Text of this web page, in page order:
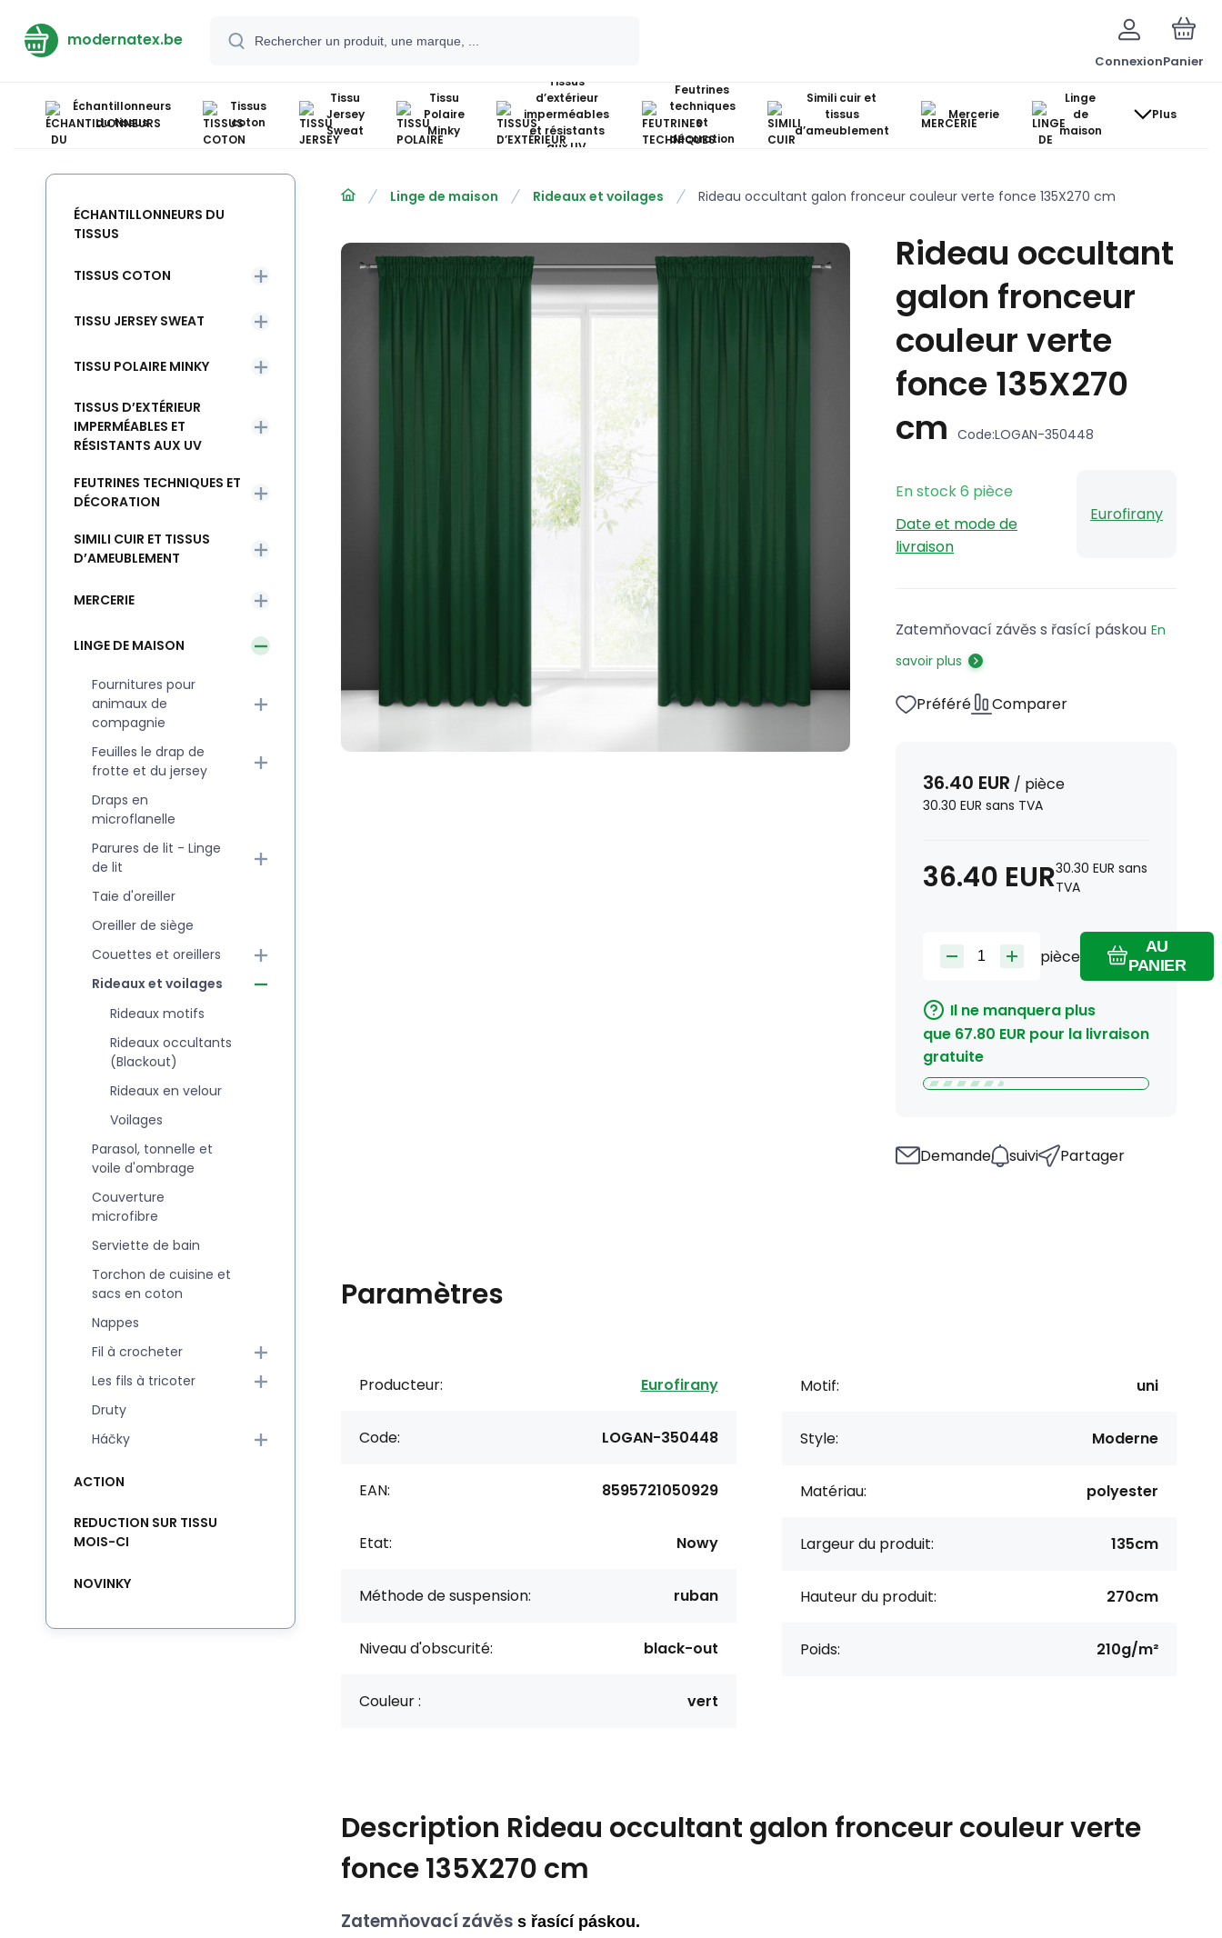
modernatex.be
ConnexionPanier
Échantillonneurs
du tissus
Tissus
coton
Tissu
Jersey
Sweat
Tissu
Polaire
Minky
Tissus
d’extérieur
imperméables
et résistants
aux UV
Feutrines
techniques
et
décoration
Simili cuir et
tissus
d’ameublement
Mercerie
Linge
de
maison
Plus
Linge de maison Rideaux et voilages Rideau occultant galon fronceur couleur verte fonce 135X270 cm
Rideau occultant
galon fronceur
couleur verte
fonce 135X270
cm Code:LOGAN-350448
En stock6 pièce
Date et mode de
livraison
Eurofirany
Zatemňovací závěs s řasící páskou En
savoir plus
Préféré Comparer
36.40 EUR / pièce
30.30 EUR sans TVA
36.40 EUR30.30 EUR sans
TVA
pièce
AU
PANIER
Il ne manquera plus
que 67.80 EUR pour la livraison
gratuite
Demande suivi Partager
Paramètres
Producteur: Eurofirany
Code: LOGAN-350448
EAN: 8595721050929
Etat: Nowy
Méthode de suspension: ruban
Niveau d'obscurité: black-out
Couleur : vert
Motif: uni
Style: Moderne
Matériau: polyester
Largeur du produit: 135cm
Hauteur du produit: 270cm
Poids: 210g/m²
Description Rideau occultant galon fronceur couleur verte
fonce 135X270 cm
Zatemňovací závěs s řasící páskou.
ÉCHANTILLONNEURS DU
TISSUS
TISSUS COTON
TISSU JERSEY SWEAT
TISSU POLAIRE MINKY
TISSUS D’EXTÉRIEUR
IMPERMÉABLES ET
RÉSISTANTS AUX UV
FEUTRINES TECHNIQUES ET
DÉCORATION
SIMILI CUIR ET TISSUS
D’AMEUBLEMENT
MERCERIE
LINGE DE MAISON
Fournitures pour
animaux de
compagnie
Feuilles le drap de
frotte et du jersey
Draps en
microflanelle
Parures de lit - Linge
de lit
Taie d'oreiller
Oreiller de siège
Couettes et oreillers
Rideaux et voilages
Rideaux motifs
Rideaux occultants
(Blackout)
Rideaux en velour
Voilages
Parasol, tonnelle et
voile d'ombrage
Couverture
microfibre
Serviette de bain
Torchon de cuisine et
sacs en coton
Nappes
Fil à crocheter
Les fils à tricoter
Druty
Háčky
ACTION
REDUCTION SUR TISSU
MOIS-CI
NOVINKY